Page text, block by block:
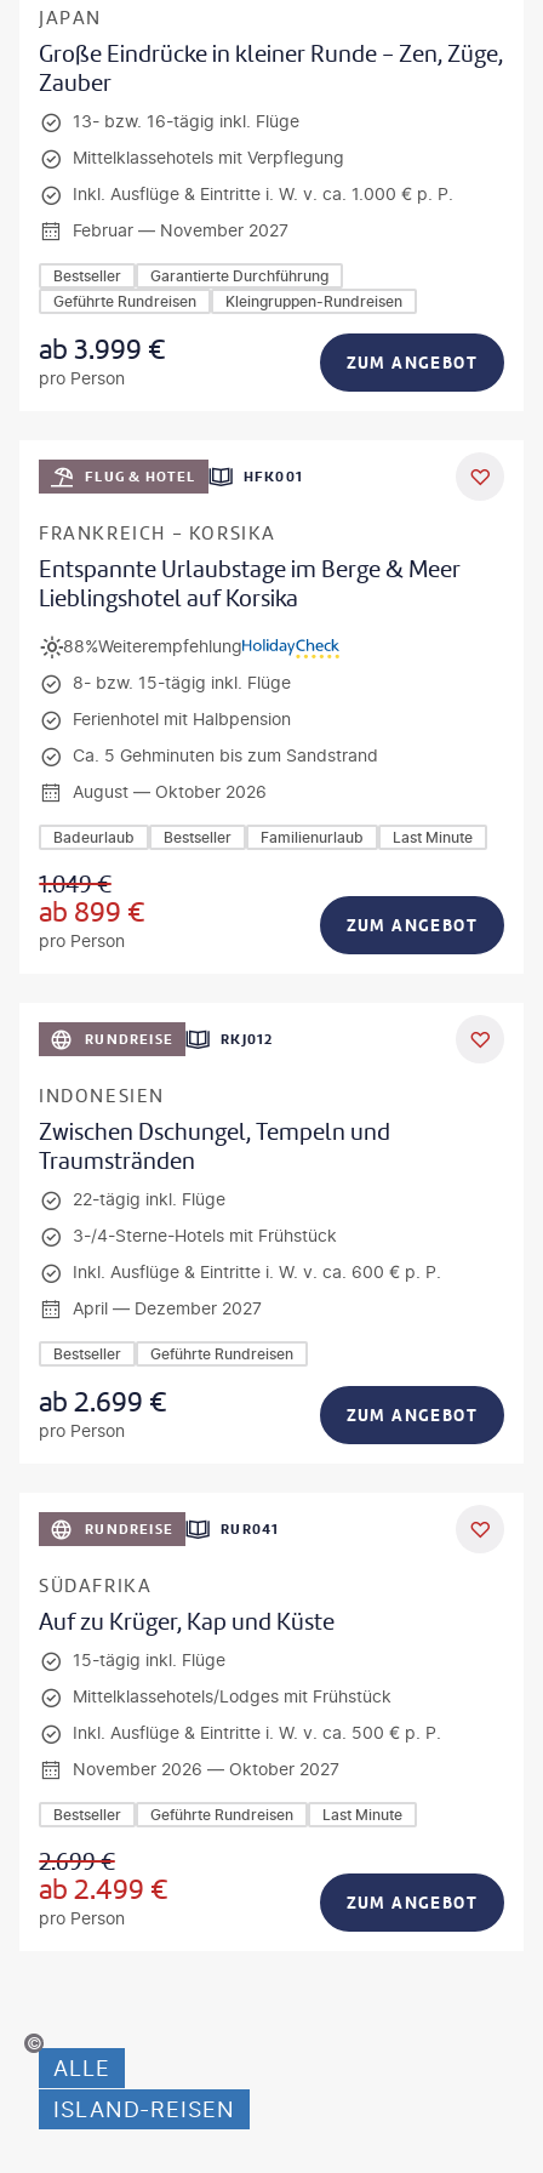
JAPAN
Große Eindrücke in kleiner Runde - Zen, Züge,
Zauber
13- bzw. 16-tägig inkl. Flüge
Mittelklassehotels mit Verpflegung
Inkl. Ausflüge & Eintritte i. W. v. ca. 1.000 € p. P.
Februar — November 2027
Bestseller
Garantierte Durchführung
Geführte Rundreisen
Kleingruppen-Rundreisen
ab3.999 €
pro Person
ZUM ANGEBOT
DEAL
FLUG & HOTEL HFK001
FRANKREICH - KORSIKA
Entspannte Urlaubstage im Berge & Meer
Lieblingshotel auf Korsika
Weiterempfehlung
88%
8- bzw. 15-tägig inkl. Flüge
Ferienhotel mit Halbpension
Ca. 5 Gehminuten bis zum Sandstrand
August — Oktober 2026
Badeurlaub Bestseller Familienurlaub Last Minute
1.049€
ab 899 €
pro Person
ZUM ANGEBOT
RUNDREISE RKJ012
INDONESIEN
Zwischen Dschungel, Tempeln und
Traumstränden
22-tägig inkl. Flüge
3-/4-Sterne-Hotels mit Frühstück
Inkl. Ausflüge & Eintritte i. W. v. ca. 600 € p. P.
April — Dezember 2027
Bestseller Geführte Rundreisen
ab2.699 €
pro Person
ZUM ANGEBOT
DEAL
RUNDREISE RUR041
SÜDAFRIKA
Auf zu Krüger, Kap und Küste
15-tägig inkl. Flüge
Mittelklassehotels/Lodges mit Frühstück
Inkl. Ausflüge & Eintritte i. W. v. ca. 500 € p. P.
November 2026 — Oktober 2027
Bestseller Geführte Rundreisen Last Minute
2.699€
ab2.499 €
pro Person
ZUM ANGEBOT
gty
ALLE
ISLAND-REISEN